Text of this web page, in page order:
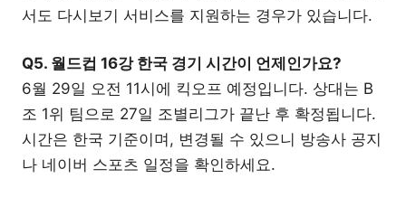
서도 다시보기 서비스를 지원하는 경우가 있습니다.
Q5. 월드컵 16강 한국 경기 시간이 언제인가요?
6월 29일 오전 11시에 킥오프 예정입니다. 상대는 B
조 1위 팀으로 27일 조별리그가 끝난 후 확정됩니다.
시간은 한국 기준이며, 변경될 수 있으니 방송사 공지
나 네이버 스포츠 일정을 확인하세요.